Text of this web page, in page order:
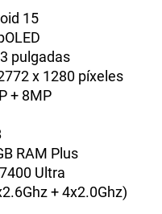
15
pulgadas
x 1280 píxeles
+ 8MP
RAM Plus
Ultra
+ 4x2.0Ghz)